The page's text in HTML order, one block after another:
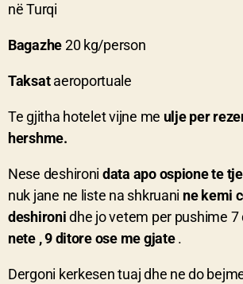
në Turqi
Bagazhe20 kg/person
Taksataeroportuale
Te gjitha hotelet vijne me ulje per
hershme.
Nese deshironi data apo ospione te
nuk jane ne liste na shkruani ne kemi
deshironidhe jo vetem per pushime 7
nete , 9 ditore ose me gjate.
Dergoni kerkesen tuaj dhe ne do